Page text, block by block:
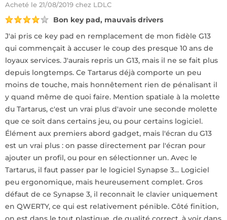
Acheté le 21/08/2019 chez LDLC
Bon key pad, mauvais drivers
J'ai pris ce key pad en remplacement de mon fidèle G13
qui commençait à accuser le coup des presque 10 ans de
loyaux services. J'aurais repris un G13, mais il ne se fait plus
depuis longtemps. Ce Tartarus déjà comporte un peu
moins de touche, mais honnêtement rien de pénalisant il
y quand même de quoi faire. Mention spatiale à la molette
du Tartarus, c'est un vrai plus d'avoir une seconde molette
que ce soit dans certains jeu, ou pour certains logiciel.
Élément aux premiers abord gadget, mais l'écran du G13
est un vrai plus : on passe directement par l'écran pour
ajouter un profil, ou pour en sélectionner un. Avec le
Tartarus, il faut passer par le logiciel Synapse 3... Logiciel
peu ergonomique, mais heureusement complet. Gros
défaut de ce Synapse 3, il reconnait le clavier uniquement
en QWERTY, ce qui est relativement pénible. Côté finition,